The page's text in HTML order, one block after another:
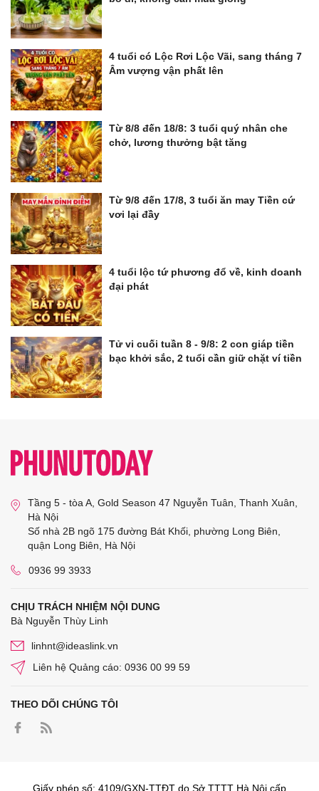
4 tuổi có Lộc Rơi Lộc Vãi, sang tháng 7
Âm vượng vận phất lên
Từ 8/8 đến 18/8: 3 tuổi quý nhân che
chở, lương thưởng bật tăng
Từ 9/8 đến 17/8, 3 tuổi ăn may Tiền cứ
vơi lại đầy
4 tuổi lộc tứ phương đổ về, kinh doanh
đại phát
Tử vi cuối tuần 8 - 9/8: 2 con giáp tiền
bạc khởi sắc, 2 tuổi cần giữ chặt ví tiền
Tầng 5 - tòa A, Gold Season 47 Nguyễn Tuân, Thanh Xuân,
Hà Nội
Số nhà 2B ngõ 175 đường Bát Khối, phường Long Biên,
quận Long Biên, Hà Nội
0936 99 3933
CHỊU TRÁCH NHIỆM NỘI DUNG
Bà Nguyễn Thùy Linh
linhnt@ideaslink.vn
Liên hệ Quảng cáo: 0936 00 99 59
THEO DÕI CHÚNG TÔI
Giấy phép số: 4109/GXN-TTĐT do Sở TTTT Hà Nội cấp